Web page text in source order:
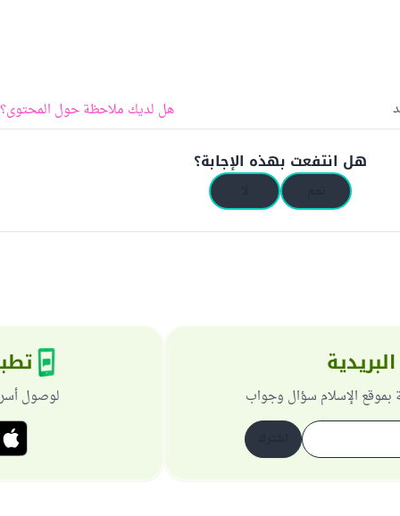
هل لديك ملاحظة حول المحتوى؟
هل انتفعت بهذه الإجابة؟
بموقع الإسلام سؤال وجواب لوصول